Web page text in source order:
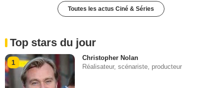
Toutes les actus Ciné & Séries
Top stars du jour
1
Christopher Nolan
Réalisateur, scénariste, producteur